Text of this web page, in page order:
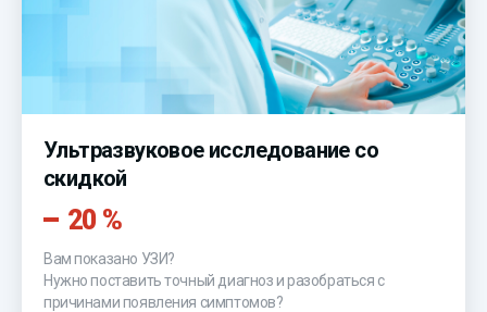
Ультразвуковое исследование со
скидкой
20 %
Вам показано УЗИ?
Нужно поставить точный диагноз и разобраться с
причинами появления симптомов?